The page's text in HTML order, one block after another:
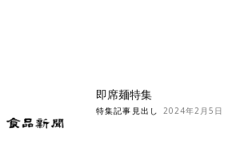
即席麺特集
特集記事見出し 2024年2月5日